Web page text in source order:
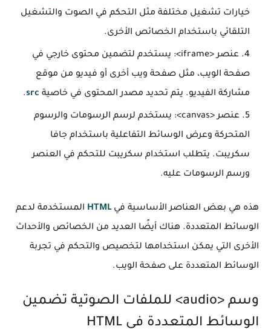
خيارات تشغيل مختلفة مثل التحكم في الصوت والتشغيل
التلقائي باستخدام الخصائص الأخرى.
عنصر<iframe>
: يستخدم لتضمين محتوى خارجي في
صفحة الويب، مثل صفحة ويب أخرى أو فيديو من موقع
مشاركة الفيديو. يتم تحديد مصدر المحتوى في خاصية src
.
عنصر<canvas>
: يستخدم لرسم الرسومات والرسوم
المتحركة وعرض الوسائط التفاعلية باستخدام جافا
سكريبت. يتطلب استخدام سكريبت للتحكم في العنصر
ورسم الرسومات عليه.
هذه هي بعض العناصر الأساسية فيHTML المستخدمة لدعم
الوسائط المتعددة. هناك أيضًا العديد من الخصائص والأحداث
الأخرى التي يمكن استخدامها لتخصيص والتحكم في تجربة
الوسائط المتعددة على صفحة الويب.
وسم <audio> للملفات الصوتية تضمين
الوسائط المتعددة في HTML